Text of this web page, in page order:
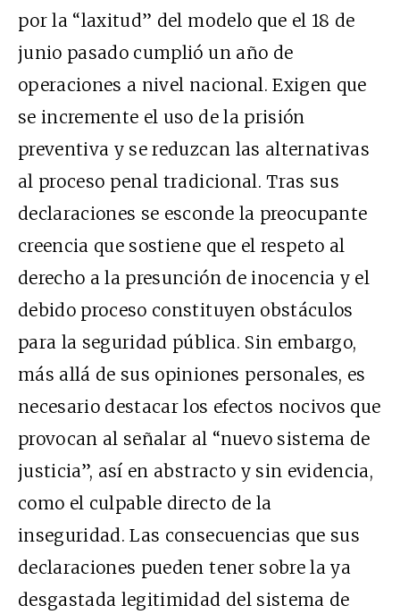
por la “laxitud” del modelo que el 18 de
junio pasado cumplió un año de
operaciones a nivel nacional. Exigen que
se incremente el uso de la prisión
preventiva y se reduzcan las alternativas
al proceso penal tradicional. Tras sus
declaraciones se esconde la preocupante
creencia que sostiene que el respeto al
derecho a la presunción de inocencia y el
debido proceso constituyen obstáculos
para la seguridad pública. Sin embargo,
más allá de sus opiniones personales, es
necesario destacar los efectos nocivos que
provocan al señalar al “nuevo sistema de
justicia”, así en abstracto y sin evidencia,
como el culpable directo de la
inseguridad. Las consecuencias que sus
declaraciones pueden tener sobre la ya
desgastada legitimidad del sistema de